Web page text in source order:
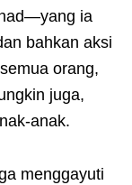
ia
bahkan aksi
orang,
juga,
anak.
menggayuti